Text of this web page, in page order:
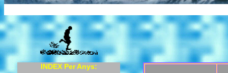
INDEX Per Anys: